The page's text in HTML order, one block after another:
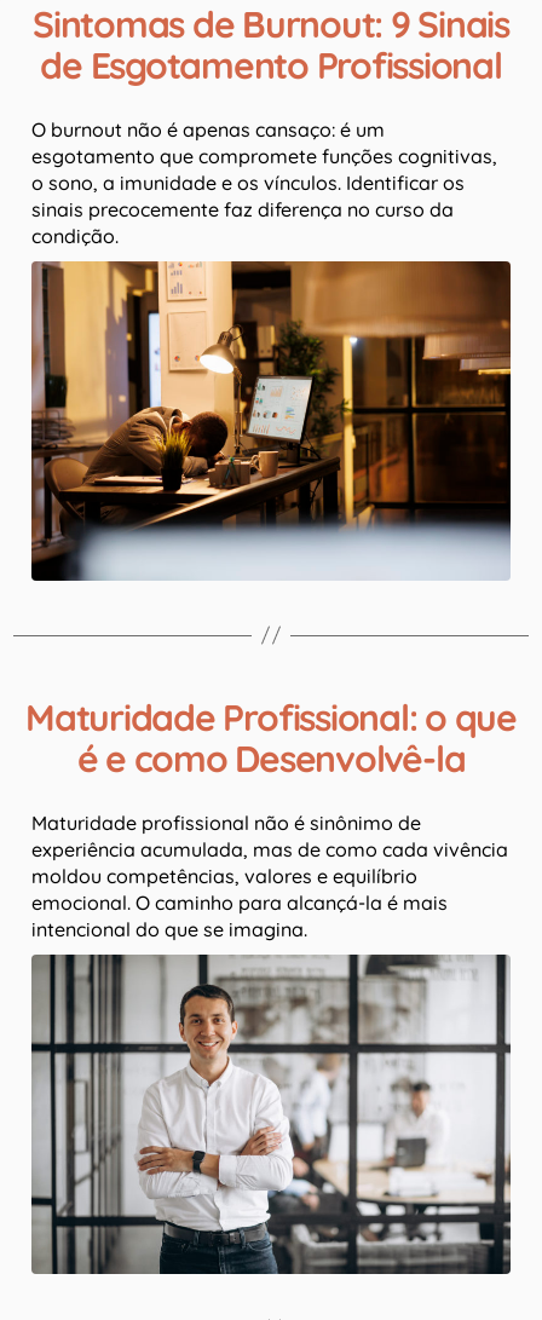
Sintomas de Burnout: 9 Sinais
de Esgotamento Profissional
O burnout não é apenas cansaço: é um
esgotamento que compromete funções cognitivas,
o sono, a imunidade e os vínculos. Identificar os
sinais precocemente faz diferença no curso da
condição.
Maturidade Profissional: o que
é e como Desenvolvê-la
Maturidade profissional não é sinônimo de
experiência acumulada, mas de como cada vivência
moldou competências, valores e equilíbrio
emocional. O caminho para alcançá-la é mais
intencional do que se imagina.